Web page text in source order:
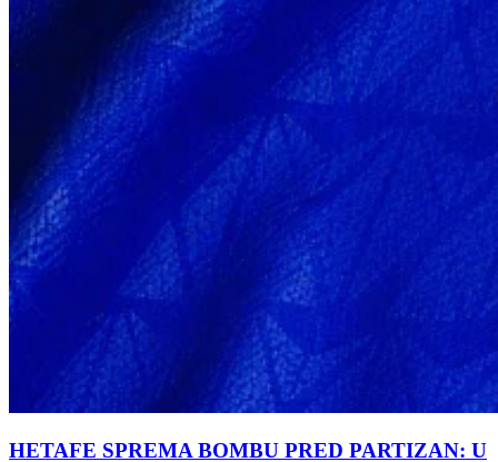
HETAFE SPREMA BOMBU PRED PARTIZAN: U